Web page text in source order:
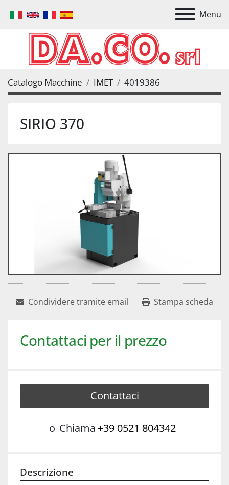
Menu
Catalogo Macchine IMET 4019386
SIRIO 370
Condividere tramite email Stampa scheda
Contattaci per il prezzo
Contattaci
o Chiama +39 0521 804342
Descrizione